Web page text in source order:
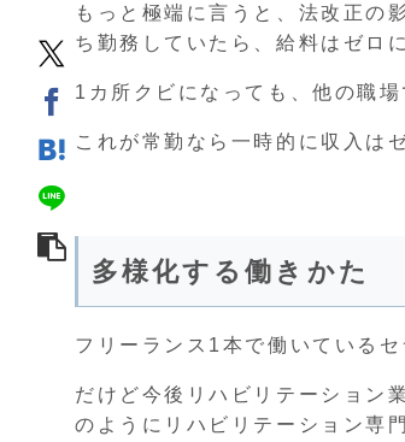
もっと極端に言うと、法改正の
ち勤務していたら、給料はゼロ
1カ所クビになっても、他の職
これが常勤なら一時的に収入は
多様化する働きかた
フリーランス1本で働いている
だけど今後リハビリテーション
のようにリハビリテーション専